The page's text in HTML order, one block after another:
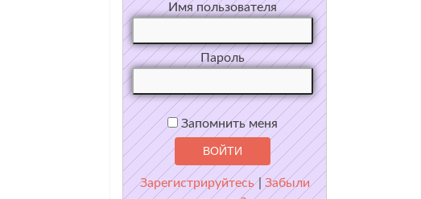
Имя пользователя
Пароль
Запомнить меня
Зарегистрируйтесь | Забыли